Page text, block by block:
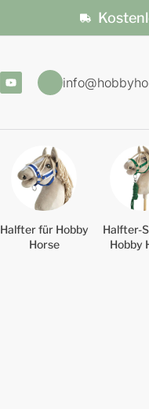
Halfter für Hobby
Horse
Halfter-
Hobby